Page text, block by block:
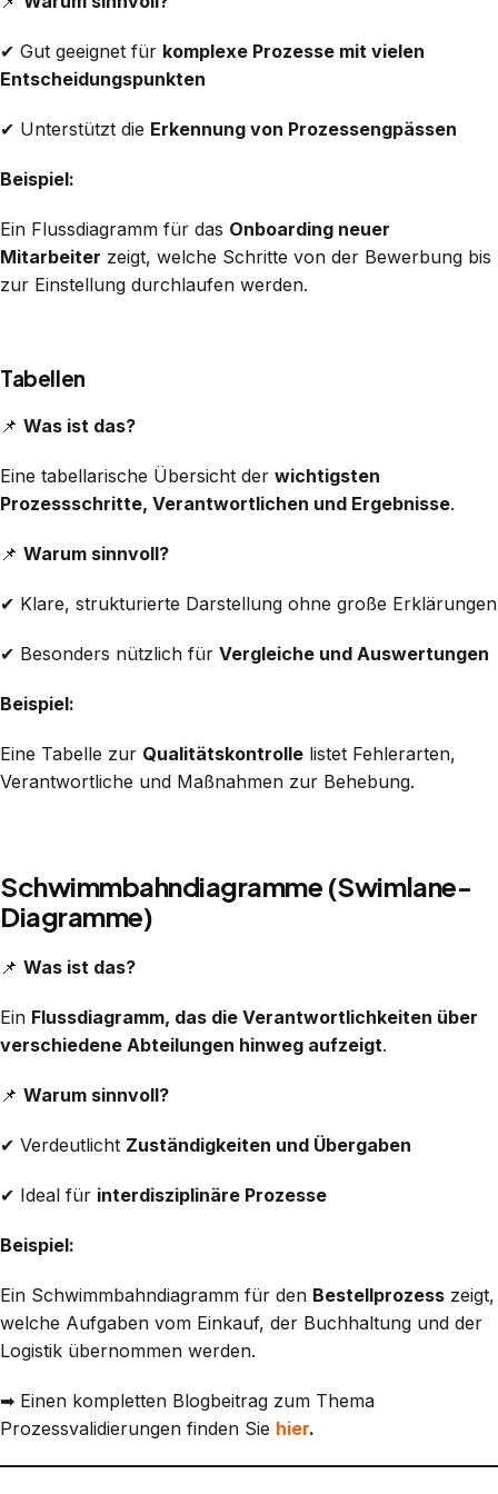
✔ Gut geeignet für komplexe Prozesse mit vielen
Entscheidungspunkten
✔ Unterstützt die Erkennung von Prozessengpässen
Beispiel:
Ein Flussdiagramm für das Onboarding neuer
Mitarbeiter zeigt, welche Schritte von der Bewerbung bis
zur Einstellung durchlaufen werden.
Tabellen
📌 Was ist das?
Eine tabellarische Übersicht der wichtigsten
Prozessschritte, Verantwortlichen und Ergebnisse.
📌 Warum sinnvoll?
✔ Klare, strukturierte Darstellung ohne große Erklärungen
✔ Besonders nützlich für Vergleiche und Auswertungen
Beispiel:
Eine Tabelle zur Qualitätskontrolle listet Fehlerarten,
Verantwortliche und Maßnahmen zur Behebung.
Schwimmbahndiagramme (Swimlane-
Diagramme)
📌 Was ist das?
Ein Flussdiagramm, das die Verantwortlichkeiten über
verschiedene Abteilungen hinweg aufzeigt.
📌 Warum sinnvoll?
✔ Verdeutlicht Zuständigkeiten und Übergaben
✔ Ideal für interdisziplinäre Prozesse
Beispiel:
Ein Schwimmbahndiagramm für den Bestellprozess zeigt,
welche Aufgaben vom Einkauf, der Buchhaltung und der
Logistik übernommen werden.
➡ Einen kompletten Blogbeitrag zum Thema
Prozessvalidierungen finden Sie hier.